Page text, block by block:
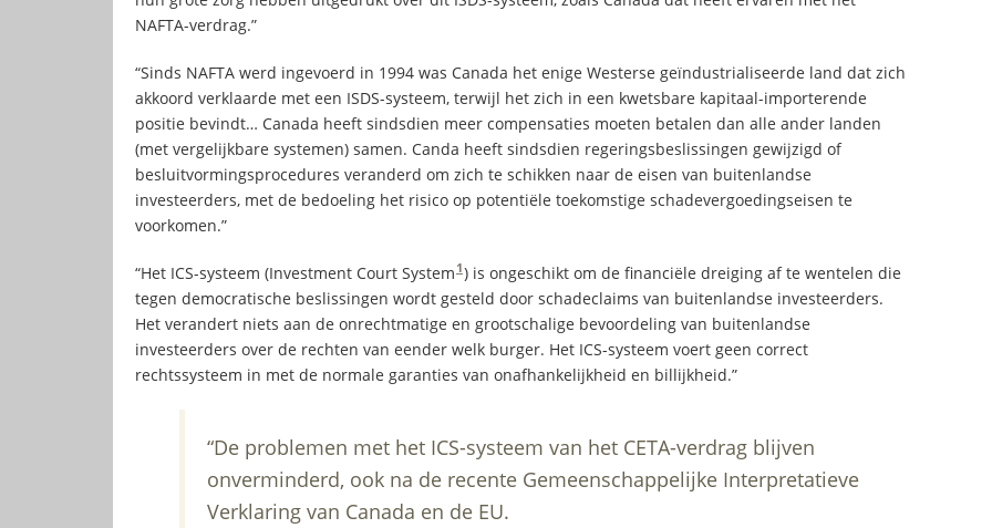
NAFTA-verdrag.”
“Sinds NAFTA werd ingevoerd in 1994 was Canada het enige Westerse geïndustrialiseerde land dat zich
akkoord verklaarde met een ISDS-systeem, terwijl het zich in een kwetsbare kapitaal-importerende
positie bevindt… Canada heeft sindsdien meer compensaties moeten betalen dan alle ander landen
(met vergelijkbare systemen) samen. Canda heeft sindsdien regeringsbeslissingen gewijzigd of
besluitvormingsprocedures veranderd om zich te schikken naar de eisen van buitenlandse
investeerders, met de bedoeling het risico op potentiële toekomstige schadevergoedingseisen te
voorkomen.”
“Het ICS-systeem (Investment Court System 1) is ongeschikt om de financiële dreiging af te wentelen die
tegen democratische beslissingen wordt gesteld door schadeclaims van buitenlandse investeerders.
Het verandert niets aan de onrechtmatige en grootschalige bevoordeling van buitenlandse
investeerders over de rechten van eender welk burger. Het ICS-systeem voert geen correct
rechtssysteem in met de normale garanties van onafhankelijkheid en billijkheid.”
“De problemen met het ICS-systeem van het CETA-verdrag blijven
onverminderd, ook na de recente Gemeenschappelijke Interpretatieve
Verklaring van Canada en de EU.